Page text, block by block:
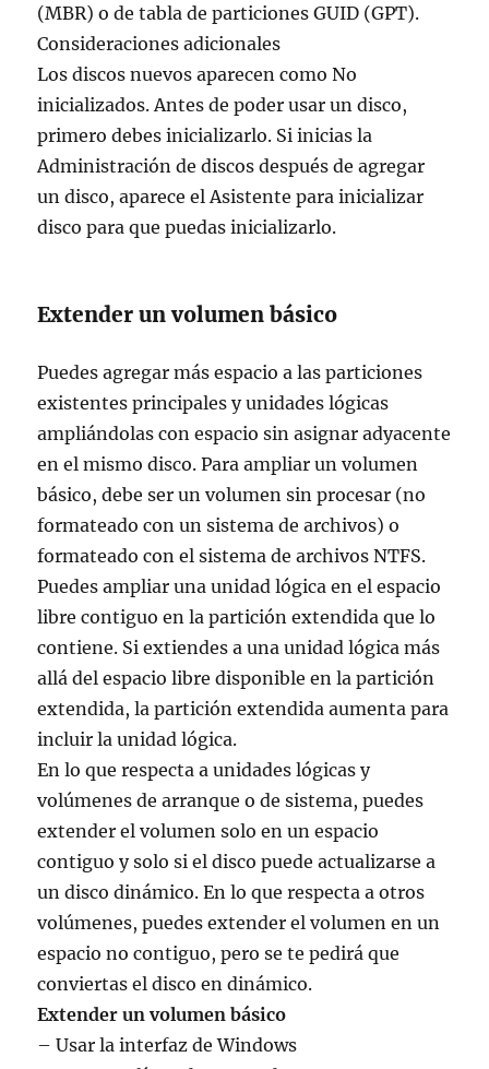
(MBR) o de tabla de particiones GUID (GPT).
Consideraciones adicionales
Los discos nuevos aparecen como No
inicializados. Antes de poder usar un disco,
primero debes inicializarlo. Si inicias la
Administración de discos después de agregar
un disco, aparece el Asistente para inicializar
disco para que puedas inicializarlo.
Extender un volumen básico
Puedes agregar más espacio a las particiones
existentes principales y unidades lógicas
ampliándolas con espacio sin asignar adyacente
en el mismo disco. Para ampliar un volumen
básico, debe ser un volumen sin procesar (no
formateado con un sistema de archivos) o
formateado con el sistema de archivos NTFS.
Puedes ampliar una unidad lógica en el espacio
libre contiguo en la partición extendida que lo
contiene. Si extiendes a una unidad lógica más
allá del espacio libre disponible en la partición
extendida, la partición extendida aumenta para
incluir la unidad lógica.
En lo que respecta a unidades lógicas y
volúmenes de arranque o de sistema, puedes
extender el volumen solo en un espacio
contiguo y solo si el disco puede actualizarse a
un disco dinámico. En lo que respecta a otros
volúmenes, puedes extender el volumen en un
espacio no contiguo, pero se te pedirá que
conviertas el disco en dinámico.
Extender un volumen básico
– Usar la interfaz de Windows